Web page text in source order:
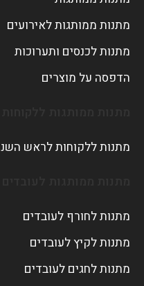
מתנות ממותגות לאירועים
מתנות לכנסים ותערוכות
הדפסה על מוצרים
מתנות ללקוחות לראש השנה
מתנות לחורף לעובדים
מתנות לקיץ לעובדים
מתנות לחגים לעובדים